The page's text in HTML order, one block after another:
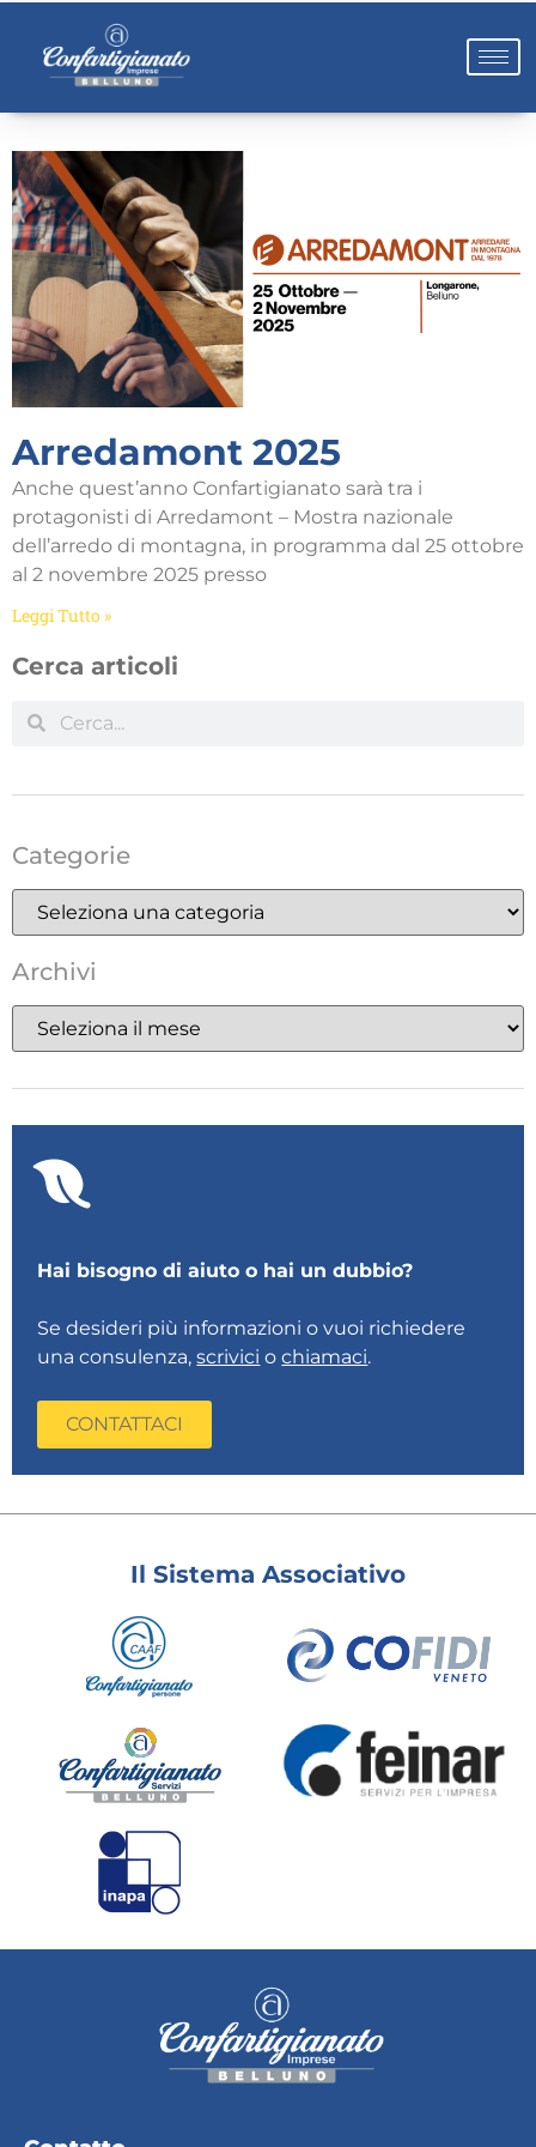
Arredamont 2025
Anche quest’anno Confartigianato sarà tra i
protagonisti di Arredamont – Mostra nazionale
dell’arredo di montagna, in programma dal 25 ottobre
al 2 novembre 2025 presso
Leggi Tutto »
Cerca articoli
Categorie
Archivi
Hai bisogno di aiuto o hai un dubbio?
Se desideri più informazioni o vuoi richiedere
una consulenza,scrivici ochiamaci.
CONTATTACI
Il Sistema Associativo